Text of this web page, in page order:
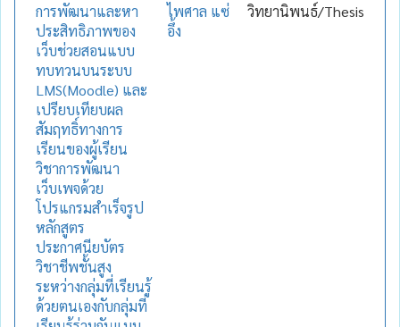
การพัฒนาและหา
ประสิทธิภาพของ
เว็บช่วยสอนแบบ
ทบทวนบนระบบ
LMS(Moodle) และ
เปรียบเทียบผล
สัมฤทธิ์ทางการ
เรียนของผู้เรียน
วิชาการพัฒนา
เว็บเพจด้วย
โปรแกรมสำเร็จรูป
หลักสูตร
ประกาศนียบัตร
วิชาชีพชั้นสูง
ระหว่างกลุ่มที่เรียนรู้
ด้วยตนเองกับกลุ่มที่
ไพศาล แซ่
อึ้ง
วิทยานิพนธ์/Thesis